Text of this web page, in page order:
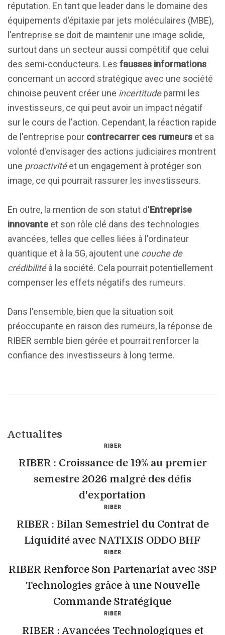
réputation. En tant que leader dans le domaine des
équipements d’épitaxie par jets moléculaires (MBE),
l'entreprise se doit de maintenir une image solide,
surtout dans un secteur aussi compétitif que celui
des semi-conducteurs. Les fausses informations
concernant un accord stratégique avec une société
chinoise peuvent créer une incertitudeparmi les
investisseurs, ce qui peut avoir un impact négatif
sur le cours de l'action. Cependant, la réaction rapide
de l'entreprise pour contrecarrer ces rumeurs et sa
volonté d'envisager des actions judiciaires montrent
une proactivitéet un engagement à protéger son
image, ce qui pourrait rassurer les investisseurs.
En outre, la mention de son statut d'Entreprise
innovante et son rôle clé dans des technologies
avancées, telles que celles liées à l'ordinateur
quantique et à la 5G, ajoutent une couche de
crédibilitéà la société. Cela pourrait potentiellement
compenser les effets négatifs des rumeurs.
Dans l'ensemble, bien que la situation soit
préoccupante en raison des rumeurs, la réponse de
RIBER semble bien gérée et pourrait renforcer la
confiance des investisseurs à long terme.
Actualites
RIBER
RIBER : Croissance de 19% au premier
semestre 2026 malgré des défis
d'exportation
RIBER
RIBER : Bilan Semestriel du Contrat de
Liquidité avec NATIXIS ODDO BHF
RIBER
RIBER Renforce Son Partenariat avec 3SP
Technologies grâce à une Nouvelle
Commande Stratégique
RIBER
RIBER : Avancées Technologiques et